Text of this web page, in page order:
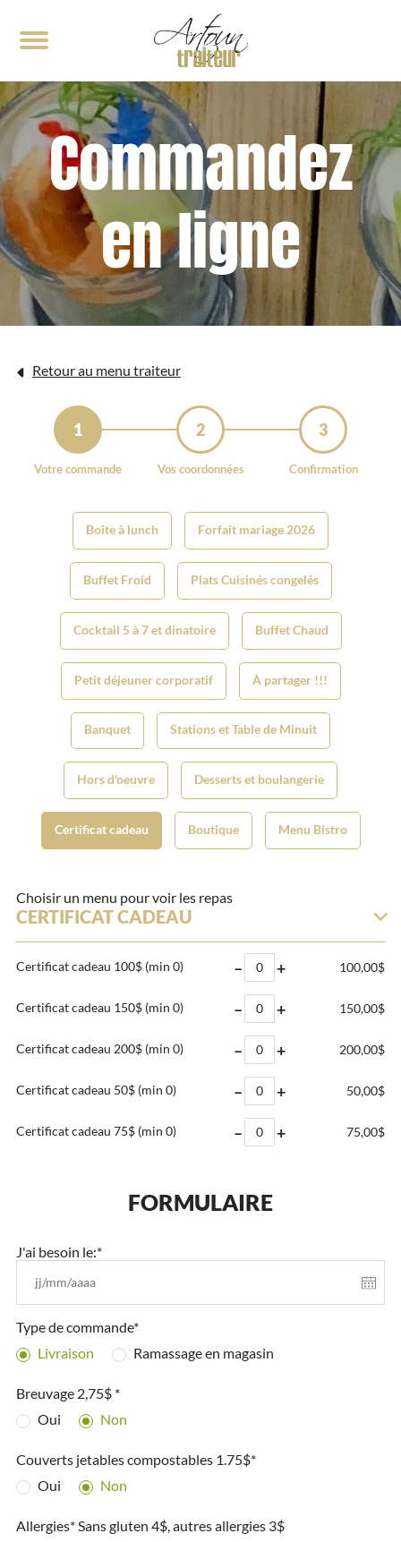
< RETOUR
Notre cuisine
Galerie
< RETOUR
Événements traiteur
Demande de soumission
Commandez
en ligne
Retour au menu traiteur
1
Votre commande
2
Vos coordonnées
3
Confirmation
Boîte à lunch Forfait mariage 2026
Buffet Froid Plats Cuisinés congelés
Cocktail 5 à 7 et dinatoire Buffet Chaud
Petit déjeuner corporatif À partager !!!
Banquet Stations et Table de Minuit
Hors d'oeuvre Desserts et boulangerie
Certificat cadeau Boutique Menu Bistro
Choisir un menu pour voir les repas
CERTIFICAT CADEAU
Certificat cadeau 100$ (min 0) – + 100,00$
Certificat cadeau 150$ (min 0) – + 150,00$
Certificat cadeau 200$ (min 0) – + 200,00$
Certificat cadeau 50$ (min 0) – + 50,00$
Certificat cadeau 75$ (min 0) – + 75,00$
FORMULAIRE
J'ai besoin le:*
Type de commande*
Livraison
Ramassage en magasin
Breuvage 2,75$ *
Oui
Non
Couverts jetables compostables 1.75$*
Oui
Non
Allergies* Sans gluten 4$, autres allergies 3$